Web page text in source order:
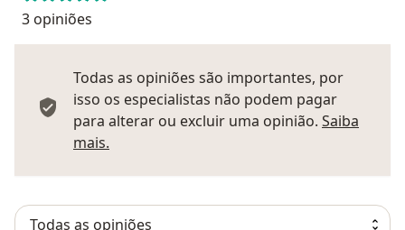
3 opiniões
Todas as opiniões são importantes, por
isso os especialistas não podem pagar
para alterar ou excluir uma opinião. Saiba
mais.